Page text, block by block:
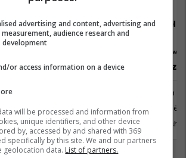
Trajnim:
dhe
Trajnim
Prishtinë
15
advertising and content, advertising and
audience research and
development
or access information on a device
will be processed and information from
unique identifiers, and other device
by, accessed by and shared with 369
specifically by this site. We and our partners
geolocation data. List of partners.